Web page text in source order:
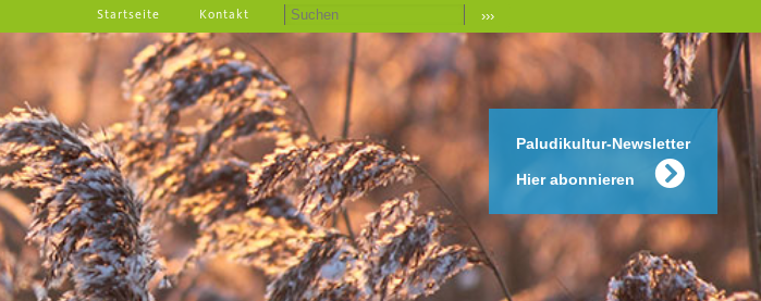
Paludikultur-Newsletter
Hier abonnieren
›››
Startseite Kontakt